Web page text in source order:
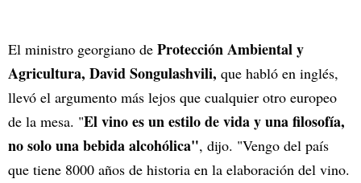
El ministro georgiano de Protección Ambiental y
Agricultura, David Songulashvili, que habló en inglés,
llevó el argumento más lejos que cualquier otro europeo
de la mesa. "El vino es un estilo de vida y una filosofía,
no solo una bebida alcohólica", dijo. "Vengo del país
que tiene 8000 años de historia en la elaboración del vino.